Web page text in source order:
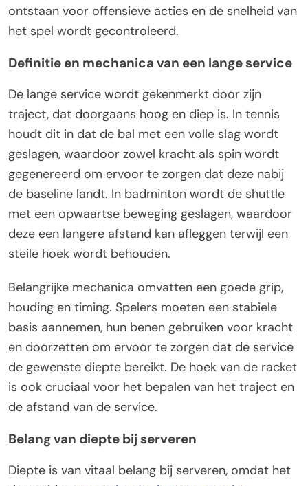
ontstaan voor offensieve acties en de snelheid van
het spel wordt gecontroleerd.
Definitie en mechanica van een lange service
De lange service wordt gekenmerkt door zijn
traject, dat doorgaans hoog en diep is. In tennis
houdt dit in dat de bal met een volle slag wordt
geslagen, waardoor zowel kracht als spin wordt
gegenereerd om ervoor te zorgen dat deze nabij
de baseline landt. In badminton wordt de shuttle
met een opwaartse beweging geslagen, waardoor
deze een langere afstand kan afleggen terwijl een
steile hoek wordt behouden.
Belangrijke mechanica omvatten een goede grip,
houding en timing. Spelers moeten een stabiele
basis aannemen, hun benen gebruiken voor kracht
en doorzetten om ervoor te zorgen dat de service
de gewenste diepte bereikt. De hoek van de racket
is ook cruciaal voor het bepalen van het traject en
de afstand van de service.
Belang van diepte bij serveren
Diepte is van vitaal belang bij serveren, omdat het